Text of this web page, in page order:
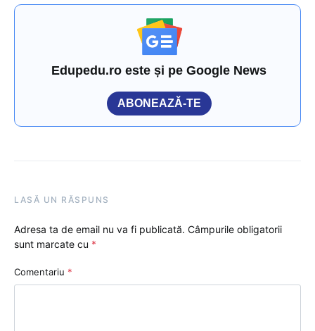
Edupedu.ro este și pe Google News
ABONEAZĂ-TE
LASĂ UN RĂSPUNS
Adresa ta de email nu va fi publicată. Câmpurile obligatorii
sunt marcate cu *
Comentariu *